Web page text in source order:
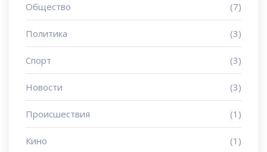
Общество (7)
Политика (3)
Спорт (3)
Новости (3)
Происшествия (1)
Кино (1)